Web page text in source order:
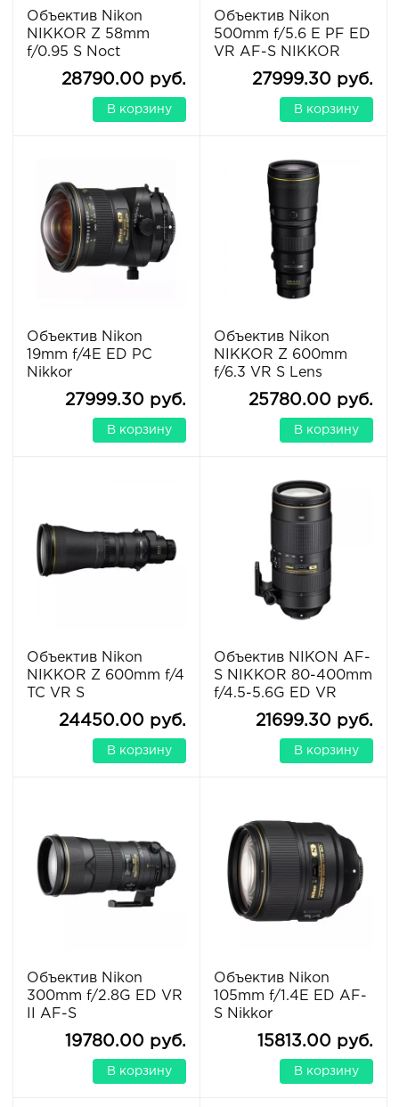
Объектив Nikon
NIKKOR Z 58mm
f/0.95 S Noct
28790.00 руб.
В корзину
Объектив Nikon
500mm f/5.6 E PF ED
VR AF-S NIKKOR
27999.30 руб.
В корзину
Объектив Nikon
19mm f/4E ED PC
Nikkor
27999.30 руб.
В корзину
Объектив Nikon
NIKKOR Z 600mm
f/6.3 VR S Lens
25780.00 руб.
В корзину
Объектив Nikon
NIKKOR Z 600mm f/4
TC VR S
24450.00 руб.
В корзину
Объектив NIKON AF-
S NIKKOR 80-400mm
f/4.5-5.6G ED VR
21699.30 руб.
В корзину
Объектив Nikon
300mm f/2.8G ED VR
II AF-S
19780.00 руб.
В корзину
Объектив Nikon
105mm f/1.4E ED AF-
S Nikkor
15813.00 руб.
В корзину